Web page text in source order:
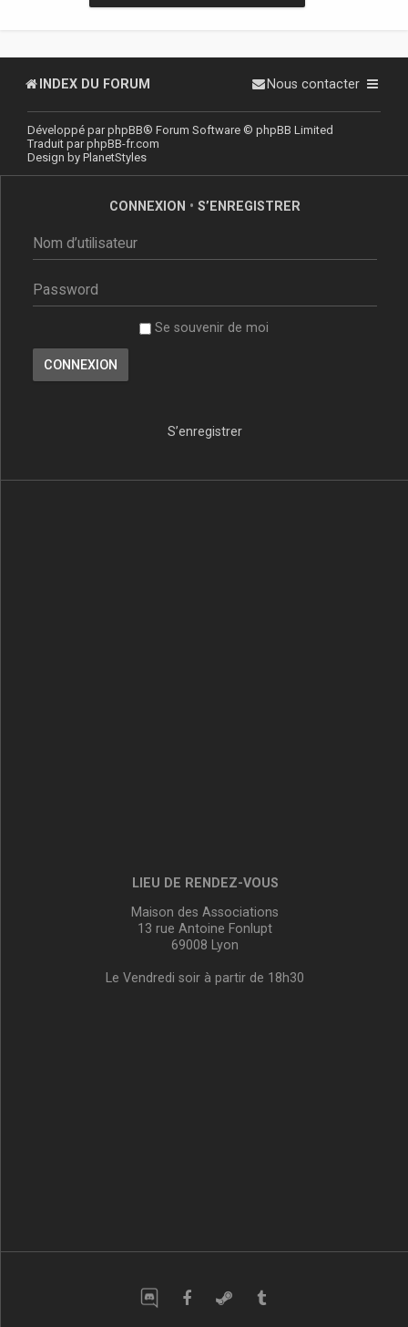
INDEX DU FORUM Nous contacter
Développé parphpBB® Forum Software © phpBB Limited
Traduit parphpBB-fr.com
Design by PlanetStyles
CONNEXION • S’ENREGISTRER
Se souvenir de moi
S’enregistrer
LIEU DE RENDEZ-VOUS
Maison des Associations
13 rue Antoine Fonlupt
69008 Lyon
Le Vendredi soir à partir de 18h30